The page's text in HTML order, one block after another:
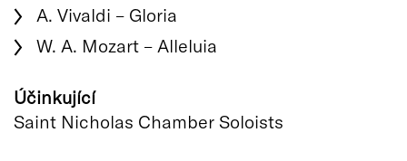
A. Vivaldi – Gloria
W. A. Mozart – Alleluia
Účinkující
Saint Nicholas Chamber Soloists